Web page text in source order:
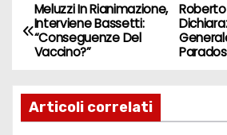
N
a
i
Meluzzi In Rianimazione,
Interviene Bassetti:
“Conseguenze Del
Vaccino?”
Articoli correlati